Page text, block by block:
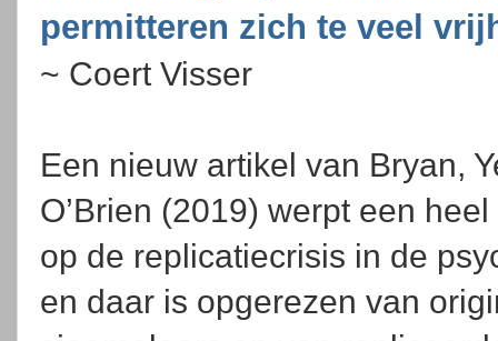
permitteren zich te veel
~ Coert Visser
Een nieuw artikel van Bryan,
O’Brien (2019) werpt een
op de replicatiecrisis in de
en daar is opgerezen van